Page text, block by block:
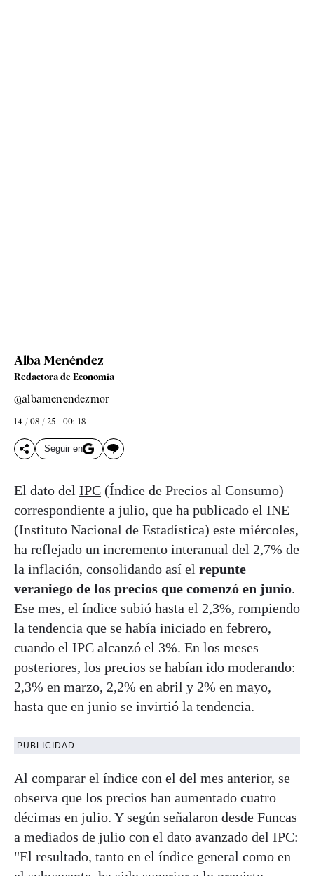
Alba Menéndez
Redactora de Economía
@albamenendezmor
14 / 08 / 25 - 00: 18
Seguir en
El dato del IPC (Índice de Precios al Consumo)
correspondiente a julio, que ha publicado el INE
(Instituto Nacional de Estadística) este miércoles,
ha reflejado un incremento interanual del 2,7% de
la inflación, consolidando así el repunte
veraniego de los precios que comenzó en junio.
Ese mes, el índice subió hasta el 2,3%, rompiendo
la tendencia que se había iniciado en febrero,
cuando el IPC alcanzó el 3%. En los meses
posteriores, los precios se habían ido moderando:
2,3% en marzo, 2,2% en abril y 2% en mayo,
hasta que en junio se invirtió la tendencia.
PUBLICIDAD
Al comparar el índice con el del mes anterior, se
observa que los precios han aumentado cuatro
décimas en julio. Y según señalaron desde Funcas
a mediados de julio con el dato avanzado del IPC:
"El resultado, tanto en el índice general como en